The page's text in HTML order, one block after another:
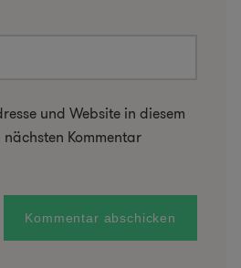
und Website in diesem
Kommentar